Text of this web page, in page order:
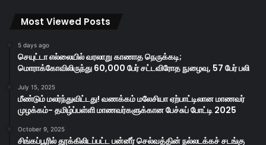
Most Viewed Posts
5 days ago
செயுட்டா எல்லையில் வரலாறு காணாத நெருக்கடி;
மொராக்கோவிலிருந்து 60,000 பேர் சட்டவிரோத நுழைவு, 57 பேர் பலி
July 15, 2025
மீண்டும் மலர்ந்துவிட்டது! வணக்கம் மலேசியா ஏற்பாட்டிலான மாணவர்
முழக்கம்- தமிழ்ப்பள்ளி மாணவர்களுக்கான பேச்சுப் போட்டி 2025
October 9, 2025
சிங்கப்பூரில் தூக்கிலிடப்பட்ட பன்னீர் செல்வத்தின் நல்லடக்கச் சடங்கு